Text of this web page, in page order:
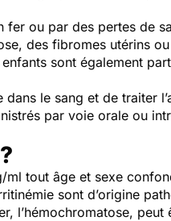
fer ou par des pertes de
des fibromes utérins
sont également
le sang et de traiter
par voie orale ou
ml tout âge et sexe
sont d’origine
l’hémochromatose, peut